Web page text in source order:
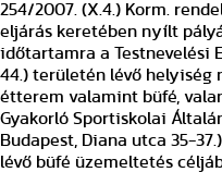
254/2007. (X.4.) Korm.
eljárás keretében nyílt
időtartamra a Testnevelési
44.) területén lévő helyiség
étterem valamint büfé,
Gyakorló Sportiskolai
Budapest, Diana utca 35-
lévő büfé üzemeltetés